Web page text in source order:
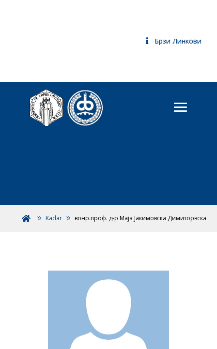
Брзи Линкови
 Kadar вонр.проф. д-р Маја Јакимовска Димиторвска